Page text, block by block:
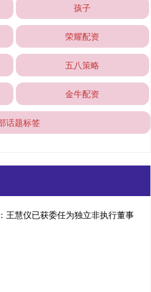
孩子
荣耀配资
五八策略
金牛配资
话题标签